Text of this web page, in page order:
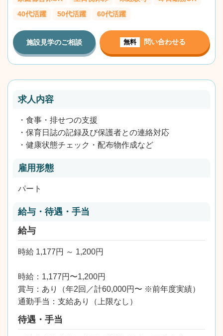
40代活躍
50代活躍 60代活躍
施設見学のご相談 無料 問い合わせる
求人内容
・食事・排せつの支援
・保育日誌の記録及び保護者との連絡対応
・健康状態チェック・配布物作成など
雇用形態
パート
給与・待遇・手当
給与
時給 1,177円 ～ 1,200円
時給：1,177円〜1,200円
賞与：あり（年2回／計60,000円〜 ※前年度実績）
通勤手当：支給あり（上限なし）
待遇・手当